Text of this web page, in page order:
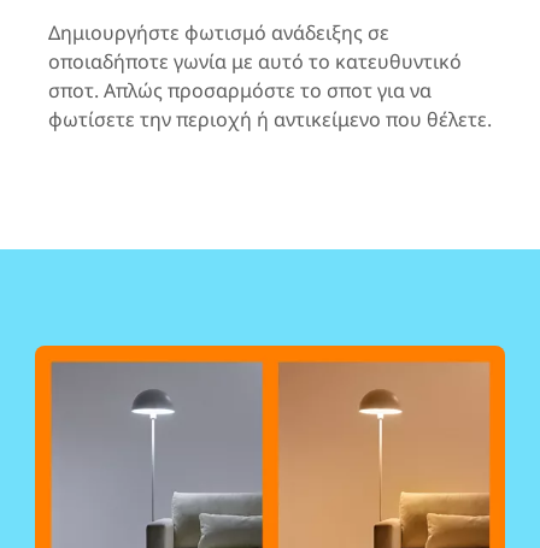
Δημιουργήστε φωτισμό ανάδειξης σε
οποιαδήποτε γωνία με αυτό το κατευθυντικό
σποτ. Απλώς προσαρμόστε το σποτ για να
φωτίσετε την περιοχή ή αντικείμενο που θέλετε.